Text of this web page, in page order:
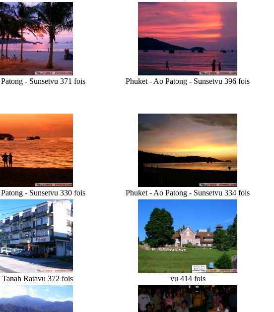
- Sunsetvu 371 fois Phuket - Ao Patong - Sunsetvu 396 fois
- Sunsetvu 330 fois Phuket - Ao Patong - Sunsetvu 334 fois
Ratavu 372 fois vu 414 fois